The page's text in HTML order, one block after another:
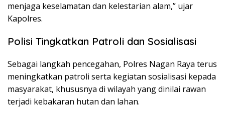
menjaga keselamatan dan kelestarian alam,” ujar
Kapolres.
Polisi Tingkatkan Patroli dan Sosialisasi
Sebagai langkah pencegahan, Polres Nagan Raya terus
meningkatkan patroli serta kegiatan sosialisasi kepada
masyarakat, khususnya di wilayah yang dinilai rawan
terjadi kebakaran hutan dan lahan.